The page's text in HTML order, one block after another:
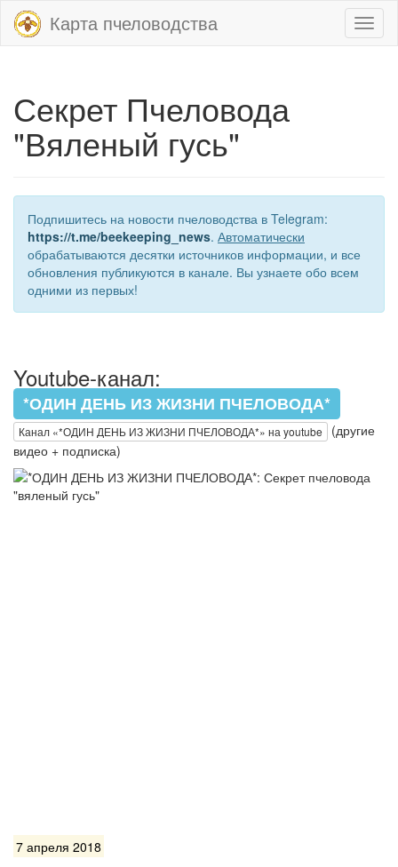
Карта пчеловодства
Секрет Пчеловода
"Вяленый гусь"
Подпишитесь на новости пчеловодства в Telegram:
https://t.me/beekeeping_news. Автоматически
обрабатываются десятки источников информации, и все
обновления публикуются в канале. Вы узнаете обо всем
одними из первых!
Youtube-канал:
*ОДИН ДЕНЬ ИЗ ЖИЗНИ ПЧЕЛОВОДА*
Канал «*ОДИН ДЕНЬ ИЗ ЖИЗНИ ПЧЕЛОВОДА*» на youtube
(другие
видео + подписка)
7 апреля 2018